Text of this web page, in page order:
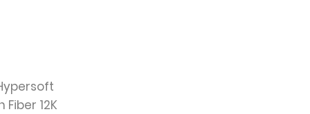
Fiber 12K